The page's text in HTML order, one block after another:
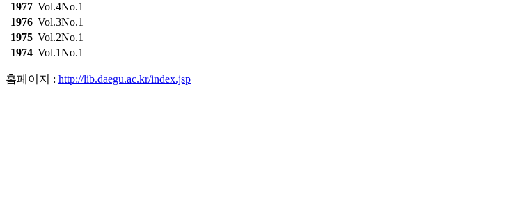
1977 Vol.4No.1
1976 Vol.3No.1
1975 Vol.2No.1
1974 Vol.1No.1
홈페이지 : http://lib.daegu.ac.kr/index.jsp